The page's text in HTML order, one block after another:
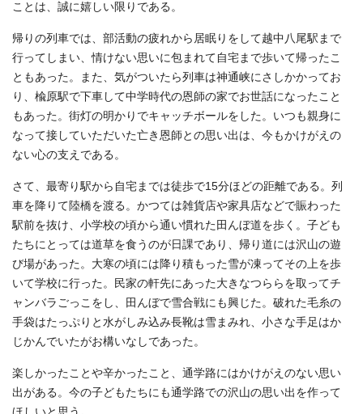
ことは、誠に嬉しい限りである。
帰りの列車では、部活動の疲れから居眠りをして越中八尾駅まで
行ってしまい、情けない思いに包まれて自宅まで歩いて帰ったこ
ともあった。また、気がついたら列車は神通峡にさしかかってお
り、楡原駅で下車して中学時代の恩師の家でお世話になったこと
もあった。街灯の明かりでキャッチボールをした。いつも親身に
なって接していただいた亡き恩師との思い出は、今もかけがえの
ない心の支えである。
さて、最寄り駅から自宅までは徒歩で15分ほどの距離である。列
車を降りて陸橋を渡る。かつては雑貨店や家具店などで賑わった
駅前を抜け、小学校の頃から通い慣れた田んぼ道を歩く。子ども
たちにとっては道草を食うのが日課であり、帰り道には沢山の遊
び場があった。大寒の頃には降り積もった雪が凍ってその上を歩
いて学校に行った。民家の軒先にあった大きなつららを取ってチ
ャンバラごっこをし、田んぼで雪合戦にも興じた。破れた毛糸の
手袋はたっぷりと水がしみ込み長靴は雪まみれ、小さな手足はか
じかんでいたがお構いなしであった。
楽しかったことや辛かったこと、通学路にはかけがえのない思い
出がある。今の子どもたちにも通学路での沢山の思い出を作って